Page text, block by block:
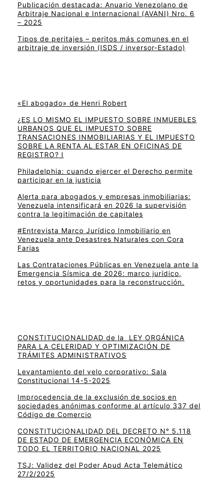
Publicación destacada: Anuario Venezolano de
Arbitraje Nacional e Internacional (AVANI) Nro. 6
– 2025
Tipos de peritajes – peritos más comunes en el
arbitraje de inversión (ISDS / inversor-Estado)
«El abogado» de Henri Robert
¿ES LO MISMO EL IMPUESTO SOBRE INMUEBLES
URBANOS QUE EL IMPUESTO SOBRE
TRANSACIONES INMOBILIARIAS Y EL IMPUESTO
SOBRE LA RENTA AL ESTAR EN OFICINAS DE
REGISTRO? I
Philadelphia: cuando ejercer el Derecho permite
participar en la justicia
Alerta para abogados y empresas inmobiliarias:
Venezuela intensificará en 2026 la supervisión
contra la legitimación de capitales
#Entrevista Marco Jurídico Inmobiliario en
Venezuela ante Desastres Naturales con Cora
Farias
Las Contrataciones Públicas en Venezuela ante la
Emergencia Sísmica de 2026: marco jurídico,
retos y oportunidades para la reconstrucción.
CONSTITUCIONALIDAD de la LEY ORGÁNICA
PARA LA CELERIDAD Y OPTIMIZACIÓN DE
TRÁMITES ADMINISTRATIVOS
Levantamiento del velo corporativo: Sala
Constitucional 14-5-2025
Improcedencia de la exclusión de socios en
sociedades anónimas conforme al artículo 337 del
Código de Comercio
CONSTITUCIONALIDAD DEL DECRETO N° 5.118
DE ESTADO DE EMERGENCIA ECONÓMICA EN
TODO EL TERRITORIO NACIONAL 2025
TSJ: Validez del Poder Apud Acta Telemático
27/2/2025